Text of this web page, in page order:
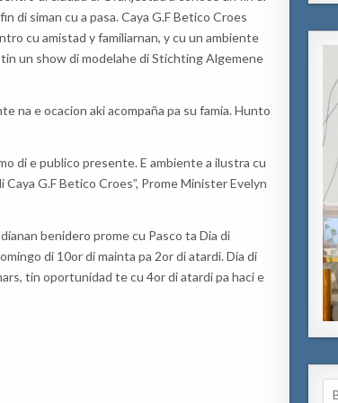
di siman cu a pasa. Caya G.F Betico Croes
cu amistad y familiarnan, y cu un ambiente
un show di modelahe di Stichting Algemene
na e ocacion aki acompaña pa su famia. Hunto
di e publico presente. E ambiente a ilustra cu
G.F Betico Croes”, Prome Minister Evelyn
benidero prome cu Pasco ta Dia di
di 10or di mainta pa 2or di atardi. Dia di
tin oportunidad te cu 4or di atardi pa haci e